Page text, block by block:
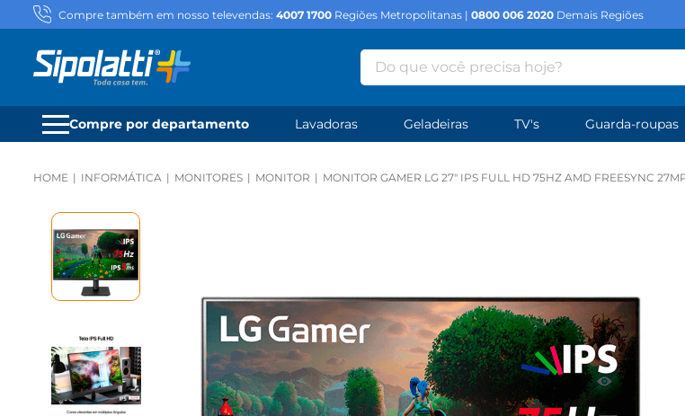
Compre também em nosso televendas: 4007 1700 Regiões Metropolitanas | 0800 006 2020 Demais Regiões
Do que você precisa hoje?
Compre por departamento Lavadoras Geladeiras TV's Guarda-roupas
INFORMÁTICA MONITORES MONITOR MONITOR GAMER LG 27" IPS FULL HD 75HZ AMD FREESYNC